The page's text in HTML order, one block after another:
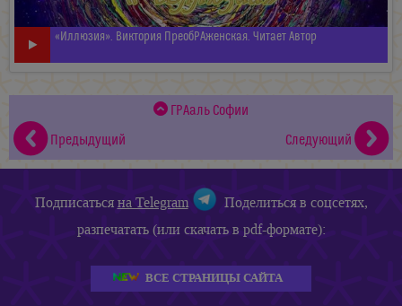
«Иллюзия». Виктория ПреобРАженская. Читает Автор
ГРАаль Софии
Предыдущий
Следующий
Подписатьсяна Telegram
Поделиться в соцсетях,
разпечатать (или скачать в pdf-формате):
ВСЕ СТРАНИЦЫ САЙТА